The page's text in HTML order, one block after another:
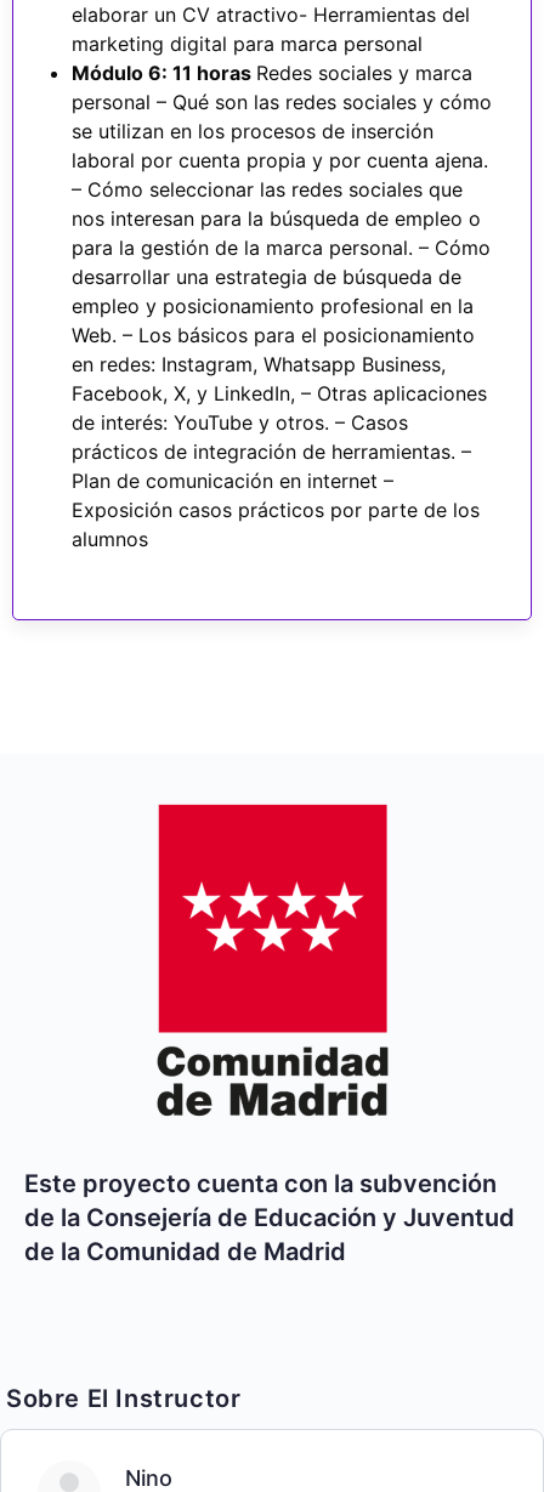
elaborar un CV atractivo- Herramientas del
marketing digital para marca personal
Módulo 6: 11 horas Redes sociales y marca
personal – Qué son las redes sociales y cómo
se utilizan en los procesos de inserción
laboral por cuenta propia y por cuenta ajena.
– Cómo seleccionar las redes sociales que
nos interesan para la búsqueda de empleo o
para la gestión de la marca personal. – Cómo
desarrollar una estrategia de búsqueda de
empleo y posicionamiento profesional en la
Web. – Los básicos para el posicionamiento
en redes: Instagram, Whatsapp Business,
Facebook, X, y LinkedIn, – Otras aplicaciones
de interés: YouTube y otros. – Casos
prácticos de integración de herramientas. –
Plan de comunicación en internet –
Exposición casos prácticos por parte de los
alumnos
Este proyecto cuenta con la subvención
de la Consejería de Educación y Juventud
de la Comunidad de Madrid​
Sobre El Instructor
Nino